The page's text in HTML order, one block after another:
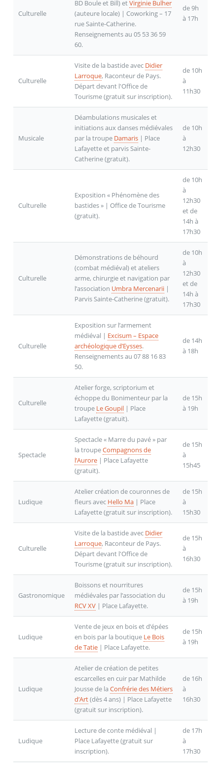
Culturelle
BD Boule et Bill) etVirginie Bulher
(auteure locale) | Coworking – 17
rue Sainte-Catherine.
Renseignements au 05 53 36 59
60.
de 9h
à 17h
Culturelle
Visite de la bastide avec Didier
Larroque, Raconteur de Pays.
Départ devant l'Office de
Tourisme (gratuit sur inscription).
de 10h
à
11h30
Musicale
Déambulations musicales et
initiations aux danses médiévales
par la troupe Damaris| Place
Lafayette et parvis Sainte-
Catherine (gratuit).
de 10h
à
12h30
Culturelle
Exposition « Phénomène des
bastides » | Office de Tourisme
(gratuit).
de 10h
à
12h30
et de
14h à
17h30
Culturelle
Démonstrations de béhourd
(combat médiéval) et ateliers
arme, chirurgie et navigation par
l’association Umbra Mercenarii|
Parvis Sainte-Catherine (gratuit).
de 10h
à
12h30
et de
14h à
17h30
Culturelle
Exposition sur l’armement
médiéval | Excisum – Espace
archéologique d’Eysses.
Renseignements au 07 88 16 83
50.
de 14h
à 18h
Culturelle
Atelier forge, scriptorium et
échoppe du Bonimenteur par la
troupe Le Goupil| Place
Lafayette (gratuit).
de 15h
à 19h
Spectacle
Spectacle « Marre du pavé » par
la troupeCompagnons de
l’Aurore| Place Lafayette
(gratuit).
de 15h
à
15h45
Ludique
Atelier création de couronnes de
fleurs avec Hello Ma| Place
Lafayette (gratuit sur inscription).
de 15h
à
15h30
Culturelle
Visite de la bastide avec Didier
Larroque, Raconteur de Pays.
Départ devant l'Office de
Tourisme (gratuit sur inscription).
de 15h
à
16h30
Gastronomique
Boissons et nourritures
médiévales par l’association du
RCV XV| Place Lafayette.
de 15h
à 19h
Ludique
Vente de jeux en bois et d’épées
en bois par la boutique Le Bois
de Tatie| Place Lafayette.
de 15h
à 19h
Ludique
Atelier de création de petites
escarcelles en cuir par Mathilde
Jousse de la Confrérie des Métiers
d’Art(dès 4 ans) | Place Lafayette
(gratuit sur inscription).
de 16h
à
16h30
Ludique
Lecture de conte médiéval |
Place Lafayette (gratuit sur
inscription).
de 17h
à
17h30